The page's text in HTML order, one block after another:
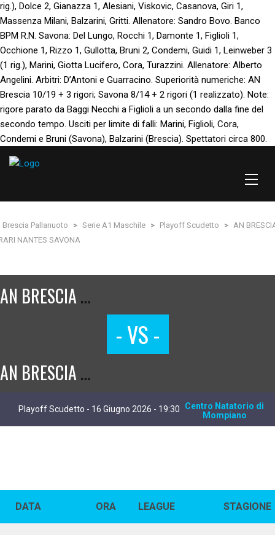
rig.), Dolce 2, Gianazza 1, Alesiani, Viskovic, Casanova, Giri 1,
Massenza Milani, Balzarini, Gritti. Allenatore: Sandro Bovo. Banco
BPM R.N. Savona: Del Lungo, Rocchi 1, Damonte 1, Figlioli 1,
Occhione 1, Rizzo 1, Gullotta, Bruni 2, Condemi, Guidi 1, Leinweber 3
(1 rig.), Marini, Giotta Lucifero, Cora, Turazzini. Allenatore: Alberto
Angelini. Arbitri: D’Antoni e Guarracino. Superiorità numeriche: AN
Brescia 10/19 + 3 rigori; Savona 8/14 + 2 rigori (1 realizzato). Note:
rigore parato da Baggi Necchi a Figlioli a un secondo dalla fine del
secondo tempo. Usciti per limite di falli: Marini, Figlioli, Cora,
Condemi e Bruni (Savona), Balzarini (Brescia). Spettatori circa 800.
Brescia Pallanuoto > Serie A1 Maschile > Playoff Scudetto > AN
NANTES SAVONA
A
N BRESCIA – RARI NANTES SAVONA
- VS -
A
N BRESCIA – RARI NANTES SAVONA
Playoff Scudetto - 16 Giugno 2026 - 19:30
Centro Natatorio di
Mompiano
DATA ORA LEAGUE STAGIONE